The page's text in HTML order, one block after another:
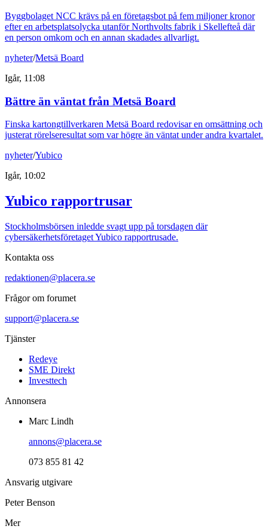
Byggbolaget NCC krävs på en företagsbot på fem miljoner kronor
efter en arbetsplatsolycka utanför Northvolts fabrik i Skellefteå där
en person omkom och en annan skadades allvarligt.
nyheter/Metsä Board
Igår, 11:08
Bättre än väntat från Metsä Board
Finska kartongtillverkaren Metsä Board redovisar en omsättning och
justerat rörelseresultat som var högre än väntat under andra kvartalet.
nyheter/Yubico
Igår, 10:02
Yubico rapportrusar
Stockholmsbörsen inledde svagt upp på torsdagen där
cybersäkerhetsföretaget Yubico rapportrusade.
Kontakta oss
redaktionen@placera.se
Frågor om forumet
support@placera.se
Tjänster
Redeye
SME Direkt
Investtech
Annonsera
Marc Lindh
annons@placera.se
073 855 81 42
Ansvarig utgivare
Peter Benson
Mer